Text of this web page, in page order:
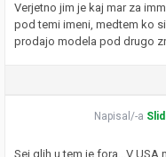
Verjetno jim je kaj mar za
pod temi imeni, medtem ko
prodajo modela pod drugo
Napisal/-a
Sej glih u tem je fora...V USA